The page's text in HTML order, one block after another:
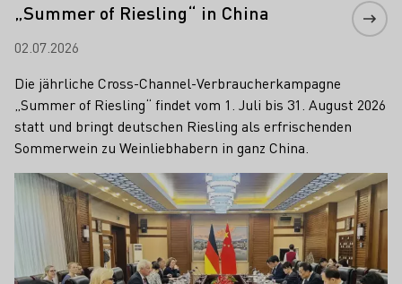
„Summer of Riesling“ in China
02.07.2026
Die jährliche Cross-Channel-Verbraucherkampagne
„Summer of Riesling“ findet vom 1. Juli bis 31. August 2026
statt und bringt deutschen Riesling als erfrischenden
Sommerwein zu Weinliebhabern in ganz China.
Mehr erfahren